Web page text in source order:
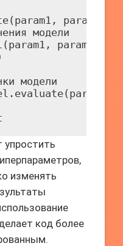
param2,
модели
param2)
модели
упростить
изменять
код более